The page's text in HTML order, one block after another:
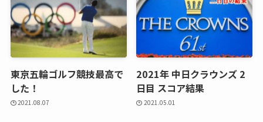
東京五輪ゴルフ競技最高で
した！
2021.08.07
2021年 中日クラウンズ 2
日目 スコア結果
2021.05.01